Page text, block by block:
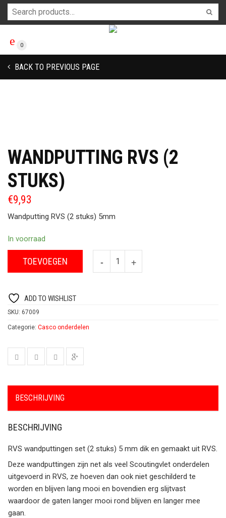
0
BACK TO PREVIOUS PAGE
WANDPUTTING RVS (2
STUKS)
€9,93
Wandputting RVS (2 stuks) 5mm
In voorraad
TOEVOEGEN
ADD TO WISHLIST
SKU: 67009
Categorie: Casco onderdelen
BESCHRIJVING
BESCHRIJVING
RVS wandputtingen set (2 stuks) 5 mm dik en gemaakt uit RVS.
Deze wandputtingen zijn net als veel Scoutingvlet onderdelen
uitgevoerd in RVS, ze hoeven dan ook niet geschilderd te
worden en blijven lang mooi en bovendien erg slijtvast
waardoor de gaten langer mooi rond blijven en langer mee
gaan.